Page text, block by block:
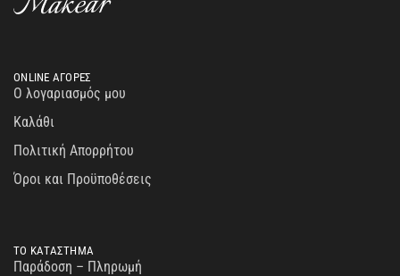
ONLINE ΑΓΟΡΕΣ
Ο λογαριασμός μου
Καλάθι
Πολιτική Απορρήτου
Όροι και Προϋποθέσεις
ΤΟ ΚΑΤΑΣΤΗΜΑ
Παράδοση – Πληρωμή